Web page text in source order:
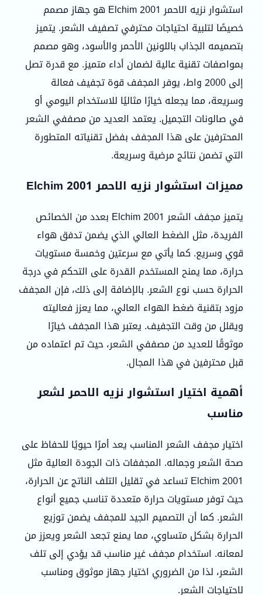
استشوار نزيه الاحمر Elchim 2001 هو جهاز مصمم
خصيصًا لتلبية احتياجات محترفي تصفيف الشعر. يتميز
بتصميمه الجذاب باللونين الأحمر والأسود، وهو مصمم
بمواصفات تقنية عالية لضمان أداء متميز. مع قدرة تصل
إلى 2000 واط، يوفر المجفف قوة تجفيف فعالة
وسريعة، مما يجعله خيارًا مثاليًا للاستخدام اليومي أو
في صالونات التجميل. يعتمد العديد من مصففي الشعر
المحترفين على هذا المجفف بفضل تقنياته المتطورة
التي تضمن نتائج مرضية وسريعة.
مميزات استشوار نزيه الاحمر Elchim 2001
يتميز مجفف الشعر Elchim 2001 بعدد من الخصائص
الفريدة، مثل الضغط العالي الذي يضمن تدفق هواء
قوي وسريع. كما يأتي مع سرعتين وخمسة مستويات
حرارة، مما يمنح المستخدم القدرة على التحكم في درجة
الحرارة حسب نوع الشعر. بالإضافة إلى ذلك، فإن المجفف
مزود بتقنية ضغط الهواء العالي، مما يعزز فعاليته
ويقلل من وقت التجفيف. يعتبر هذا المجفف خيارًا
موثوقًا للعديد من مصففي الشعر، حيث تم اعتماده من
قبل محترفين في هذا المجال.
أهمية اختيار استشوار نزيه الاحمر لشعر
مناسب
اختيار مجفف الشعر المناسب يعد أمرًا حيويًا للحفاظ على
صحة الشعر وجماله. المجففات ذات الجودة العالية مثل
Elchim 2001 تساعد في تقليل التلف الناتج عن الحرارة،
حيث توفر مستويات حرارة متعددة تناسب جميع أنواع
الشعر. كما أن التصميم الجيد للمجفف يضمن توزيع
الحرارة بشكل متساوي، مما يمنع تجعد الشعر ويعزز من
لمعانه. استخدام مجفف غير مناسب قد يؤدي إلى تلف
الشعر، لذا من الضروري اختيار جهاز موثوق ومناسب
لاحتياجات الشعر.